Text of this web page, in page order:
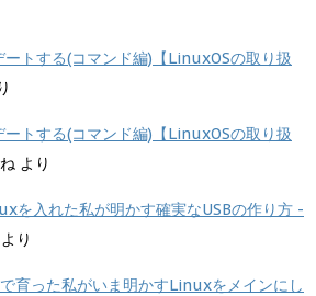
トする(コマンド編)【LinuxOSの取り扱
トする(コマンド編)【LinuxOSの取り扱
より
を入れた私が明かす確実なUSBの作り方 -
より
育った私がいま明かすLinuxをメインにし